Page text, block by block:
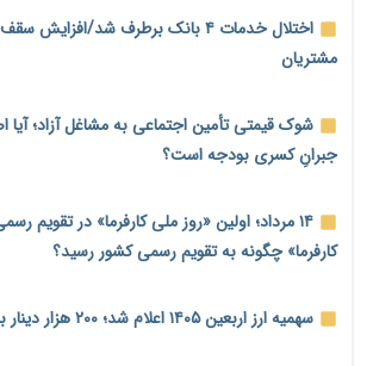
شیر صنعتی چگونه تولید می‌شود؟ پاسخ مدیر کل
شایعات فضای مجازی
نسخه قطعه‌سازان برای سایپا؛ خروج دولت از
واگذاری
تجارت خارجی ایران در مسیر تسویه فرامرزی با
یک سال پرچالش اینترنت/دولت چهاردهم از
توسعه زیرساخت رفت
اختلال خدمات ۴ بانک برطرف شد/
مشتریان
شوک قیمتی تأمین اجتماعی به مشاغل آزاد؛ آیا
جبرانِ کسری بودجه است؟
۱۴ مرداد؛ اولین «روز ملی کارفرما» در تقویم
کارفرما» چگونه به تقویم رسمی کشور رسید؟
سهمیه ارز اربعین ۱۴۰۵ اعلام شد؛ ۲۰۰ هزار دینار برای هر زائر